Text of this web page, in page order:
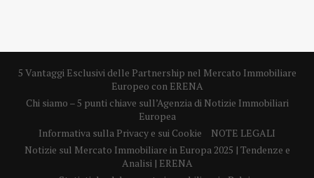
5 Vantaggi Esclusivi delle Partnership nel Mercato Immobiliare
Europeo con ERENA
Chi siamo – 5 punti chiave sull’Agenzia di Notizie Immobiliari
Europea
Informativa sulla Privacy e sui Cookie
NOTE LEGALI
Notizie sul Mercato Immobiliare in Europa 2025 | Tendenze e
Analisi | ERENA